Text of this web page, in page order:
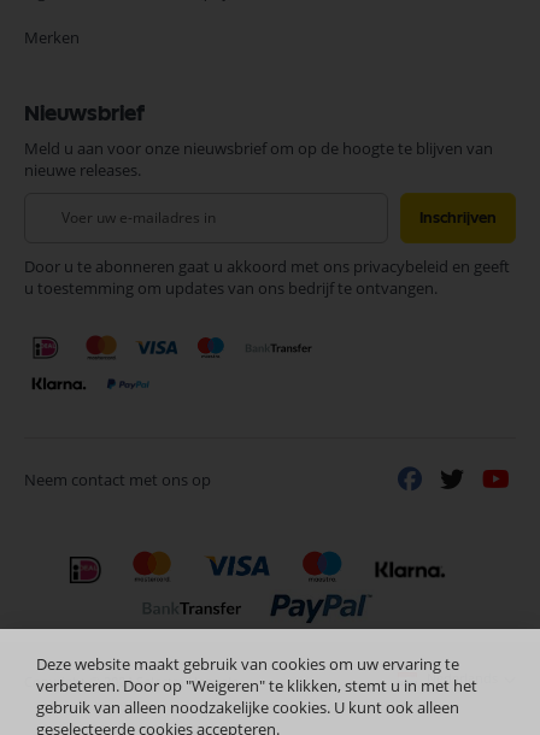
Merken
Nieuwsbrief
Meld u aan voor onze nieuwsbrief om op de hoogte te blijven van
nieuwe releases.
onze
nieuwsbrief
Inschrijven
Door u te abonneren gaat u akkoord met ons privacybeleid en geeft
u toestemming om updates van ons bedrijf te ontvangen.
Neem contact met ons op
Deze website maakt gebruik van cookies om uw ervaring te
verbeteren. Door op "Weigeren" te klikken, stemt u in met het
gebruik van alleen noodzakelijke cookies. U kunt ook alleen
geselecteerde cookies accepteren.
Copyright © 2024 Selectra Hengelo Nederlands